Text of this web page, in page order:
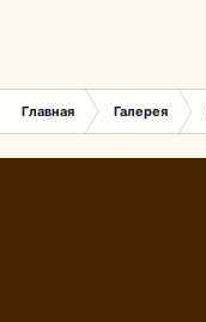
Главная Галерея